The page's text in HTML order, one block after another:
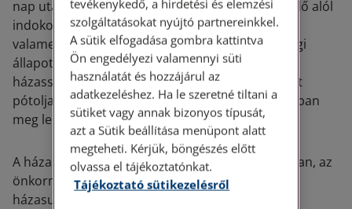
nap utáni időpontra tűzheti ki. A jegyző e határidő alól
indokolt esetben felmentést adhat. A házasulók
valamelyikének közeli halállal fenyegető egészségi
állapota esetén a házasulók nyilatkozata a
házasságkötés összes jogi feltételének igazolását
pótolja, és a házasságot a bejelentés után nyomban
meg lehet kötni.
A házasságkötés két tanú jelenlétében nyilvánosan, az
önkormányzat hivatali helyiségében történik. A
házasulók kérelmére a házasság a nyilvánosság
tevékenykedő, a hirdetési és elemzési
szolgáltatásokat nyújtó partnereinkkel.
A sütik elfogadása gombra kattintva
Ön engedélyezi valamennyi süti
használatát és hozzájárul az
adatkezeléshez. Ha le szeretné tiltani a
sütiket vagy annak bizonyos típusát,
azt a Sütik beállítása menüpont alatt
megteheti. Kérjük, böngészés előtt
olvassa el tájékoztatónkat.
Tájékoztató sütikezelésről